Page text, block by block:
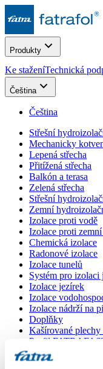
Produkty
Ke staženíTechnická
Čeština
Čeština
Střešní
Mechanicky
Lepená střecha
Přitížená střecha
Balkón a terasa
Zelená střecha
Střešní
Zemní
Izolace proti vodě
Izolace proti
Chemická izolace
Radonové izolace
Izolace tunelů
Systém pro
Izolace jezírek
Izolace
Izolace nádrží na
Doplňky
Kašírované
Profil
Profil FATRAFLEX
Dlaždice